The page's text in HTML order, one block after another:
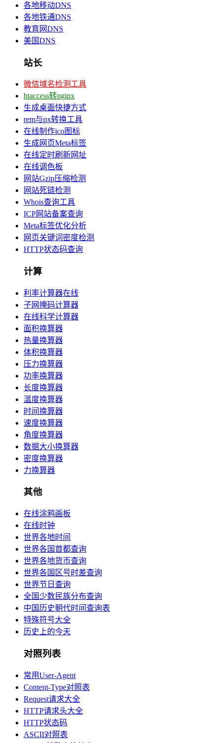
各地移动DNS
各地铁通DNS
教育网DNS
美国DNS
站长
微信域名检测工具
htaccess转nginx
生成桌面快捷方式
rem与px转换工具
在线制作ico图标
生成网页Meta标签
在线定时刷新网址
在线调色板
网站Gzip压缩检测
网站死链检测
Whois查询工具
ICP网站备案查询
Meta标签优化分析
网页关键词密度检测
HTTP状态码查询
计算
利率计算器在线
子网掩码计算器
在线科学计算器
面积换算器
热量换算器
体积换算器
压力换算器
功率换算器
长度换算器
温度换算器
时间换算器
速度换算器
角度换算器
数据大小换算器
密度换算器
力换算器
其他
在线涂鸦画板
在线时钟
世界各地时间
世界各国首都查询
世界各地货币查询
世界各国区号时差查询
世界节日查询
全国少数民族分布查询
中国历史朝代时间查询表
特殊符号大全
历史上的今天
对照列表
常用User-Agent
Content-Type对照表
Request请求大全
HTTP请求头大全
HTTP状态码
ASCII对照表